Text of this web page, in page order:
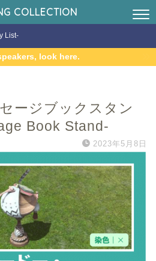
COLLECTION
List-
look here.
ージブックスタン
Book Stand-
2023年5月8日